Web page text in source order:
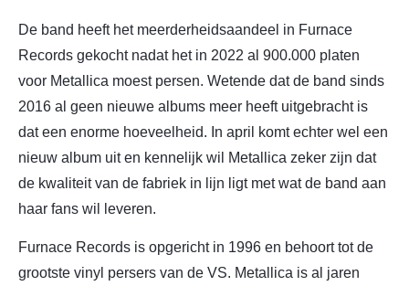
De band heeft het meerderheidsaandeel in Furnace
Records gekocht nadat het in 2022 al 900.000 platen
voor Metallica moest persen. Wetende dat de band sinds
2016 al geen nieuwe albums meer heeft uitgebracht is
dat een enorme hoeveelheid. In april komt echter wel een
nieuw album uit en kennelijk wil Metallica zeker zijn dat
de kwaliteit van de fabriek in lijn ligt met wat de band aan
haar fans wil leveren.
Furnace Records is opgericht in 1996 en behoort tot de
grootste vinyl persers van de VS. Metallica is al jaren